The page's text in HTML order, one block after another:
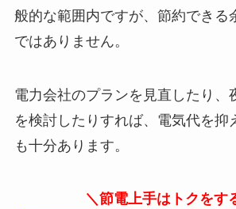
般的な範囲内ですが、節約できる
ではありません。
電力会社のプランを見直したり、
を検討したりすれば、電気代を抑
も十分あります。
＼節電上手はトクをす